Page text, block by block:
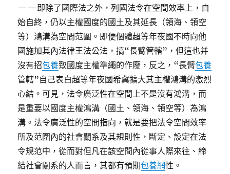
——即除了國際法之外，列國法令在空間效率上，自
始自終，仍以主權國度的國土及其延長（領海、領空
等）鴻溝為空間范圍。即便個體超等年夜國不時向他
國施加其內法律王法公法，搞“長臂管轄”，但這也并
沒有招包養致國度主權準繩的作廢，反之，“長臂包養
管轄”自己表白超等年夜國希冀擴大其主權鴻溝的激烈
心結。可見，法令廣泛性在空間上不是沒有鴻溝，而
是重要以國度主權鴻溝（國土、領海、領空等）為鴻
溝。法令廣泛性的空間指向，就是要把法令空間效率
所及范圍內的社會關系及其規則性，斷定、設定在法
令規范中，從而對但凡在該空間內從事人際來往、締
結社會關系的人而言，其都有預期包養網性。